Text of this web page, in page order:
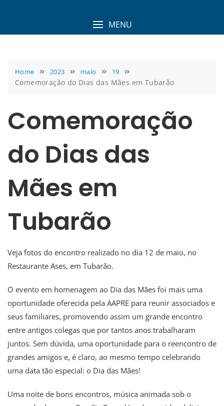
MENU
Home 2023 maio 19
Comemoração do Dias das Mães em Tubarão
Comemoração
do Dias das
Mães em
Tubarão
Veja fotos do encontro realizado no dia 12 de maio, no
Restaurante Ases, em Tubarão.
O evento em homenagem ao Dia das Mães foi mais uma
oportunidade oferecida pela AAPRE para reunir associados e
seus familiares, promovendo assim um grande encontro
entre antigos colegas que por tantos anos trabalharam
juntos. Sem dúvida, uma oportunidade para o reencontro de
grandes amigos e, é claro, ao mesmo tempo celebrando
uma data tão especial: o Dia das Mães!
Uma noite de bons encontros, música animada sob o